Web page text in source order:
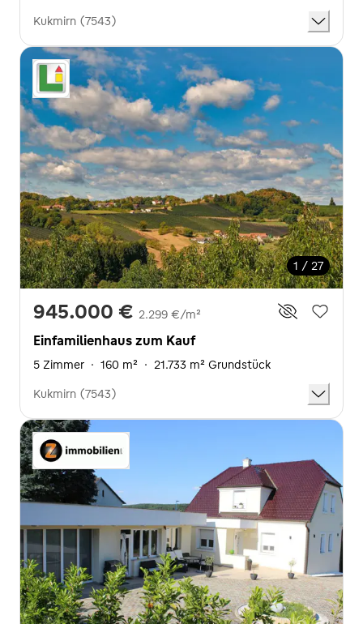
Kukmirn (7543)
1 / 27
945.000 € 2.299 €/m²
Einfamilienhaus zum Kauf
5 Zimmer · 160 m² · 21.733 m² Grundstück
Kukmirn (7543)